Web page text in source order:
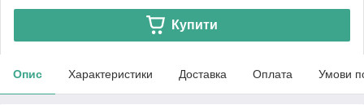
Купити
Опис Характеристики Доставка Оплата Умови